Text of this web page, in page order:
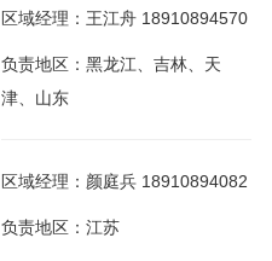
区域经理：王江舟 18910894570
负责地区：黑龙江、吉林、天
津、山东
区域经理：颜庭兵 18910894082
负责地区：江苏